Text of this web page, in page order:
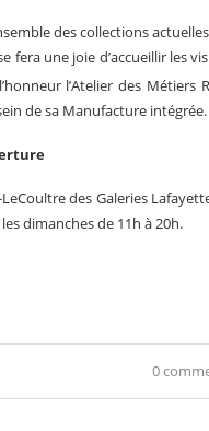
des collections
fera une joie d’accueillir les
l’Atelier des Métiers
de sa Manufacture intégrée.
des Galeries
dimanches de 11h à 20h.
0